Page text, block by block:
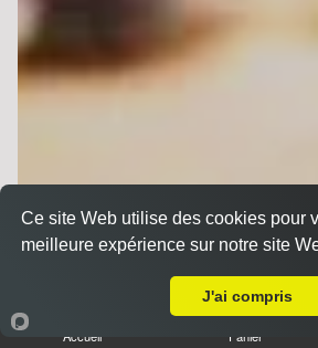
Accueil Panier
Ce site Web utilise des cookies pour
meilleure expérience sur notre site
J'ai compris